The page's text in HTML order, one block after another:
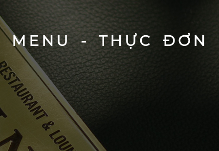
MENU - THỰC ĐƠN